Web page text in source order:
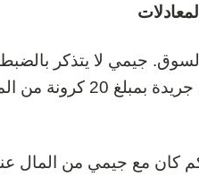
جيمي لا يتذكر
كان مع جيمي من المال